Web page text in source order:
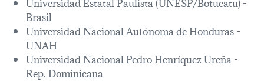
Brasil
Universidad Nacional Autónoma de Honduras -
UNAH
Universidad Nacional Pedro Henríquez Ureña -
Rep. Dominicana